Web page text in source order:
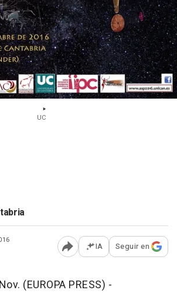
UC
Abrir opciones para
IA Seguir en
(EUROPA PRESS) -